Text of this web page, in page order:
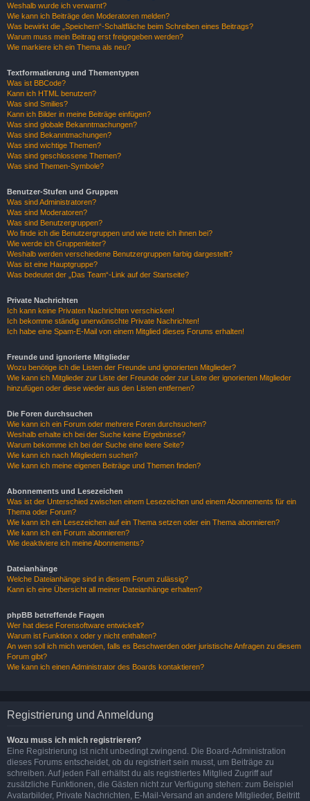
Weshalb wurde ich verwarnt?
Wie kann ich Beiträge den Moderatoren melden?
Was bewirkt die „Speichern“-Schaltfläche beim Schreiben eines Beitrags?
Warum muss mein Beitrag erst freigegeben werden?
Wie markiere ich ein Thema als neu?
Textformatierung und Thementypen
Was ist BBCode?
Kann ich HTML benutzen?
Was sind Smilies?
Kann ich Bilder in meine Beiträge einfügen?
Was sind globale Bekanntmachungen?
Was sind Bekanntmachungen?
Was sind wichtige Themen?
Was sind geschlossene Themen?
Was sind Themen-Symbole?
Benutzer-Stufen und Gruppen
Was sind Administratoren?
Was sind Moderatoren?
Was sind Benutzergruppen?
Wo finde ich die Benutzergruppen und wie trete ich ihnen bei?
Wie werde ich Gruppenleiter?
Weshalb werden verschiedene Benutzergruppen farbig dargestellt?
Was ist eine Hauptgruppe?
Was bedeutet der „Das Team“-Link auf der Startseite?
Private Nachrichten
Ich kann keine Privaten Nachrichten verschicken!
Ich bekomme ständig unerwünschte Private Nachrichten!
Ich habe eine Spam-E-Mail von einem Mitglied dieses Forums erhalten!
Freunde und ignorierte Mitglieder
Wozu benötige ich die Listen der Freunde und ignorierten Mitglieder?
Wie kann ich Mitglieder zur Liste der Freunde oder zur Liste der ignorierten Mitglieder
hinzufügen oder diese wieder aus den Listen entfernen?
Die Foren durchsuchen
Wie kann ich ein Forum oder mehrere Foren durchsuchen?
Weshalb erhalte ich bei der Suche keine Ergebnisse?
Warum bekomme ich bei der Suche eine leere Seite?
Wie kann ich nach Mitgliedern suchen?
Wie kann ich meine eigenen Beiträge und Themen finden?
Abonnements und Lesezeichen
Was ist der Unterschied zwischen einem Lesezeichen und einem Abonnements für ein
Thema oder Forum?
Wie kann ich ein Lesezeichen auf ein Thema setzen oder ein Thema abonnieren?
Wie kann ich ein Forum abonnieren?
Wie deaktiviere ich meine Abonnements?
Dateianhänge
Welche Dateianhänge sind in diesem Forum zulässig?
Kann ich eine Übersicht all meiner Dateianhänge erhalten?
phpBB betreffende Fragen
Wer hat diese Forensoftware entwickelt?
Warum ist Funktion x oder y nicht enthalten?
An wen soll ich mich wenden, falls es Beschwerden oder juristische Anfragen zu diesem
Forum gibt?
Wie kann ich einen Administrator des Boards kontaktieren?
Registrierung und Anmeldung
Wozu muss ich mich registrieren?
Eine Registrierung ist nicht unbedingt zwingend. Die Board-Administration
dieses Forums entscheidet, ob du registriert sein musst, um Beiträge zu
schreiben. Auf jeden Fall erhältst du als registriertes Mitglied Zugriff auf
zusätzliche Funktionen, die Gästen nicht zur Verfügung stehen: zum Beispiel
Avatarbilder, Private Nachrichten, E-Mail-Versand an andere Mitglieder, Beitritt